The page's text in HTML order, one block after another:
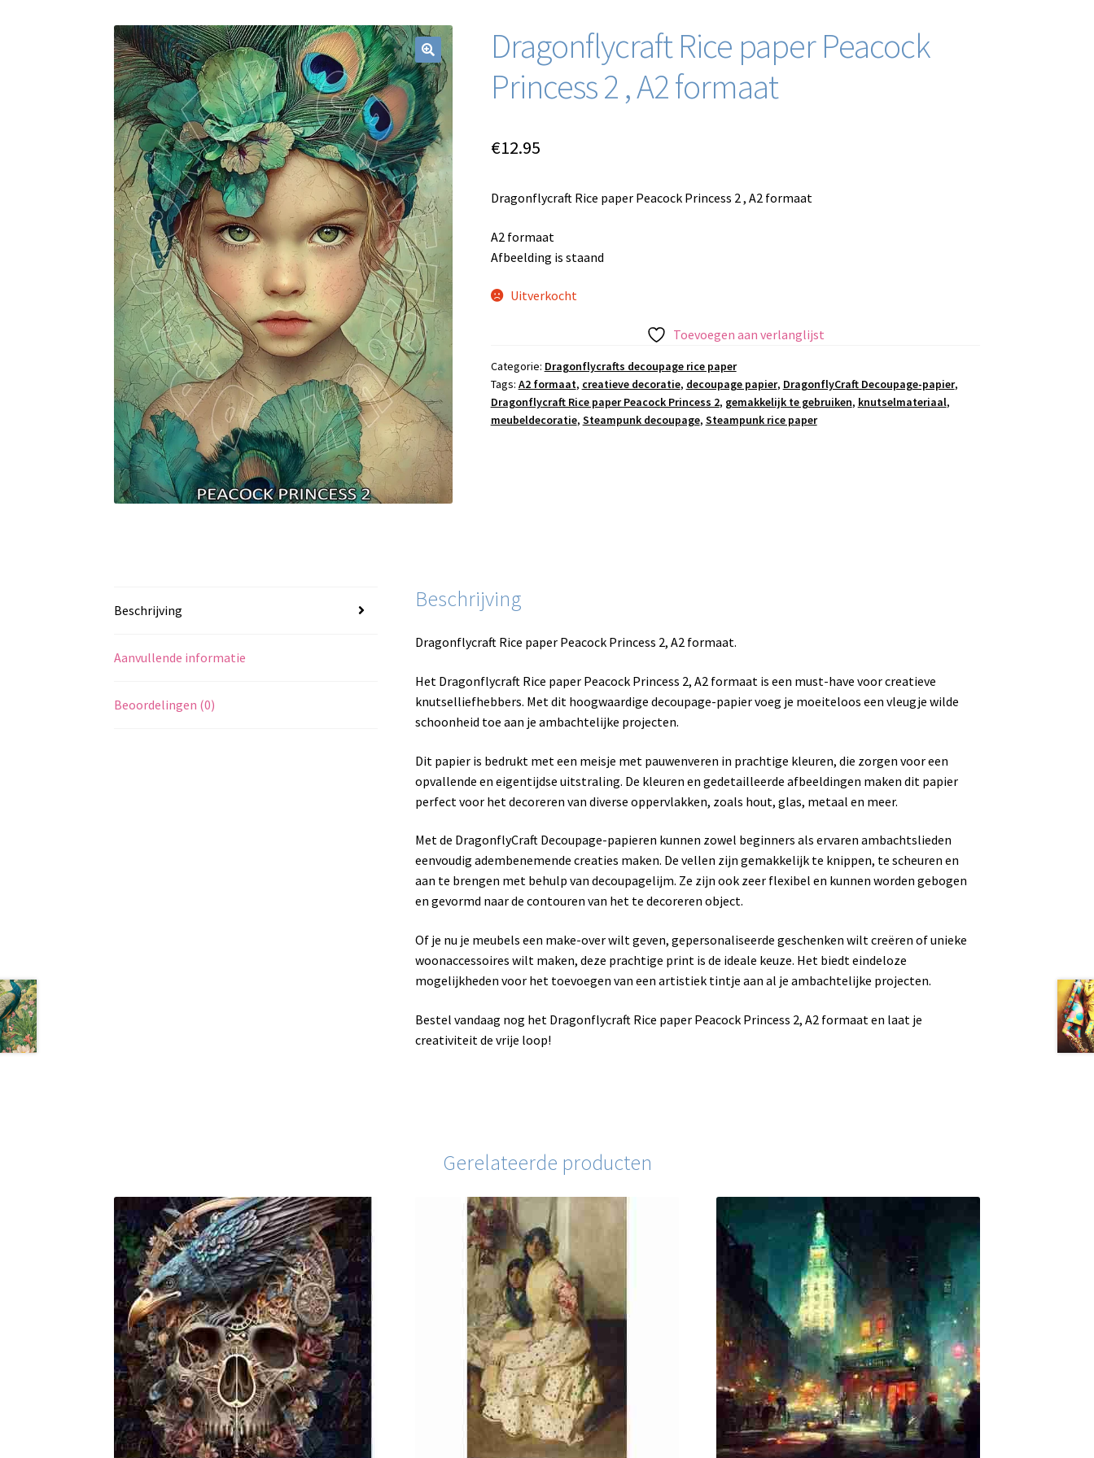
Dragonflycraft Rice paper Peacock
Princess 2 , A2 formaat
€12.95
Dragonflycraft Rice paper Peacock Princess 2 , A2 formaat
A2 formaat
Afbeelding is staand
Uitverkocht
Toevoegen aan verlanglijst
Categorie: Dragonflycrafts decoupage rice paper
Tags: A2 formaat, creatieve decoratie, decoupage papier, DragonflyCraft Decoupage-papier,
Dragonflycraft Rice paper Peacock Princess 2, gemakkelijk te gebruiken, knutselmateriaal,
meubeldecoratie, Steampunk decoupage, Steampunk rice paper
Beschrijving
Aanvullende informatie
Beoordelingen (0)
Beschrijving
Dragonflycraft Rice paper Peacock Princess 2, A2 formaat.
Het Dragonflycraft Rice paper Peacock Princess 2, A2 formaat is een must-have voor creatieve
knutselliefhebbers. Met dit hoogwaardige decoupage-papier voeg je moeiteloos een vleugje wilde
schoonheid toe aan je ambachtelijke projecten.
Dit papier is bedrukt met een meisje met pauwenveren in prachtige kleuren, die zorgen voor een
opvallende en eigentijdse uitstraling. De kleuren en gedetailleerde afbeeldingen maken dit papier
perfect voor het decoreren van diverse oppervlakken, zoals hout, glas, metaal en meer.
Met de DragonflyCraft Decoupage-papieren kunnen zowel beginners als ervaren ambachtslieden
eenvoudig adembenemende creaties maken. De vellen zijn gemakkelijk te knippen, te scheuren en
aan te brengen met behulp van decoupagelijm. Ze zijn ook zeer flexibel en kunnen worden gebogen
en gevormd naar de contouren van het te decoreren object.
Of je nu je meubels een make-over wilt geven, gepersonaliseerde geschenken wilt creëren of unieke
woonaccessoires wilt maken, deze prachtige print is de ideale keuze. Het biedt eindeloze
mogelijkheden voor het toevoegen van een artistiek tintje aan al je ambachtelijke projecten.
Bestel vandaag nog het Dragonflycraft Rice paper Peacock Princess 2, A2 formaat en laat je
creativiteit de vrije loop!
Gerelateerde producten